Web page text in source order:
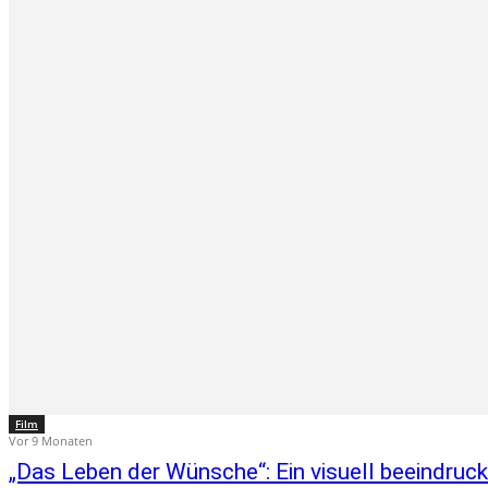
Film
Vor 9 Monaten
„Das Leben der Wünsche“: Ein visuell